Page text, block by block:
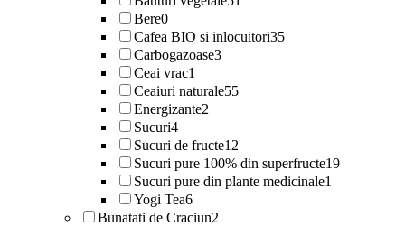
Bere0
Cafea BIO si inlocuitori35
Carbogazoase3
Ceai vrac1
Ceaiuri naturale55
Energizante2
Sucuri4
Sucuri de fructe12
Sucuri pure 100% din superfructe19
Sucuri pure din plante medicinale1
Yogi Tea6
Bunatati de Craciun2